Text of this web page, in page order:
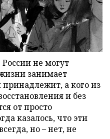
не могут
занимает
а кого из
и без
от просто
казалось, что эти
но – нет, не